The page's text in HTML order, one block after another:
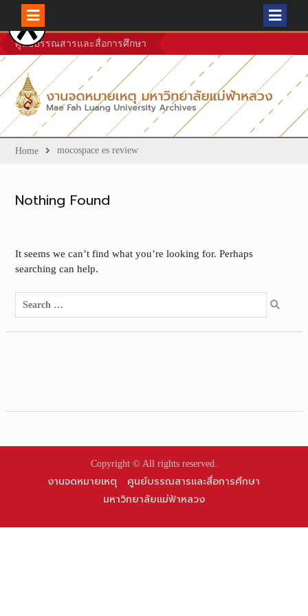
Skip
to
content
ศูนย์บรรณสารและสื่อการศึกษา
Home mocospace es review
Nothing Found
It seems we can’t find what you’re looking for. Perhaps
searching can help.
Search
for:
Copyright © All rights reserved.
งานจดหมายเหตุ
ศูนย์บรรณสารและสื่อการศึกษา
มหาวิทยาลัยแม่ฟ้าหลวง